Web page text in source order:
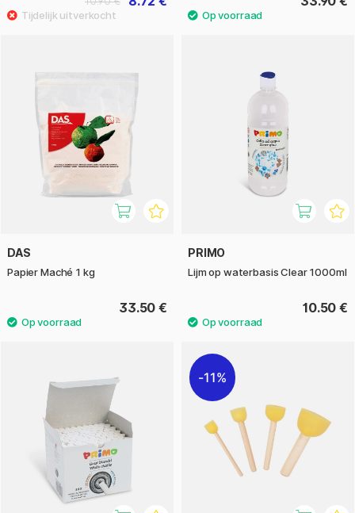
DAS
Papier Maché 1 kg
33.50 €
PRIMO
Lijm op waterbasis Clear 1000ml
10.50 €
11%